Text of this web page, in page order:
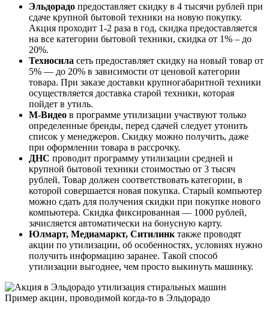
Эльдорадо предоставляет скидку в 4 тысячи рублей при
сдаче крупной бытовой техники на новую покупку.
Акция проходит 1-2 раза в год, скидка предоставляется
на все категории бытовой техники, скидка от 1% – до
20%.
Техносила сеть предоставляет скидку на новый товар от
5% — до 20% в зависимости от ценовой категории
товара. При заказе доставки крупногабаритной техники
осуществляется доставка старой техники, которая
пойдет в утиль.
М-Видео в программе утилизации участвуют только
определенные бренды, перед сдачей следует утонить
список у менеджеров. Скидку можно получить, даже
при оформлении товара в рассрочку.
ДНС проводит программу утилизации средней и
крупной бытовой техники стоимостью от 3 тысяч
рублей. Товар должен соответствовать категории, в
которой совершается новая покупка. Старый компьютер
можно сдать для получения скидки при покупке нового
компьютера. Скидка фиксированная — 1000 рублей,
зачисляется автоматически на бонусную карту.
Юлмарт, Медиамаркт, Ситилинк также проводят
акции по утилизации, об особенностях, условиях нужно
получить информацию заранее. Такой способ
утилизации выгоднее, чем просто выкинуть машинку.
Пример акции, проводимой когда-то в Эльдорадо